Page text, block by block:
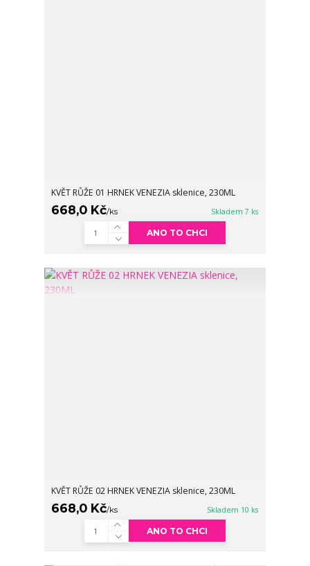
KVĚT RŮŽE 01 HRNEK VENEZIA sklenice, 230ML
668,0 Kč/ks Skladem 7 ks
ANO TO CHCI
KVĚT RŮŽE 02 HRNEK VENEZIA sklenice, 230ML
668,0 Kč/ks Skladem 10 ks
ANO TO CHCI